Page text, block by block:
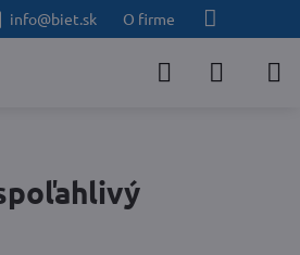
info@biet.sk O firme